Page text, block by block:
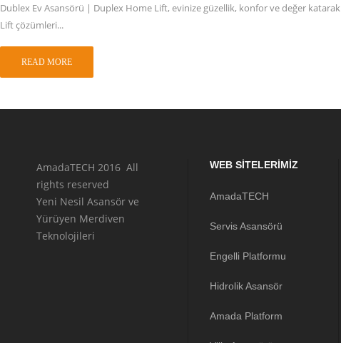
Dublex Ev Asansörü | Duplex Home Lift, evinize güzellik, konfor ve değer
Lift çözümleri...
READ MORE
AmadaTECH 2016 All
rights reserved
Yeni Nesil Asansör ve
Yürüyen Merdiven
Teknolojileri
WEB SITELERIMIZ
AmadaTECH
Servis Asansörü
Engelli Platformu
Hidrolik Asansör
Amada Platform